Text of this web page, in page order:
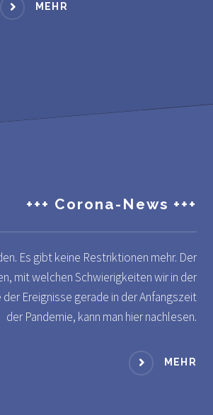
MEHR
+++ Corona-News +++
Es gibt keine Restriktionen mehr. Der
mit welchen Schwierigkeiten wir in der
Ereignisse gerade in der Anfangszeit
der Pandemie, kann man hier nachlesen.
MEHR